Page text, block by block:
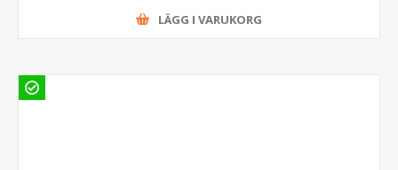
LÄGG I VARUKORG